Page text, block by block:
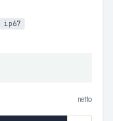
ip67
netto